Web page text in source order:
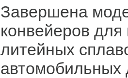
Завершена
конвейеров для
литейных
автомобильных